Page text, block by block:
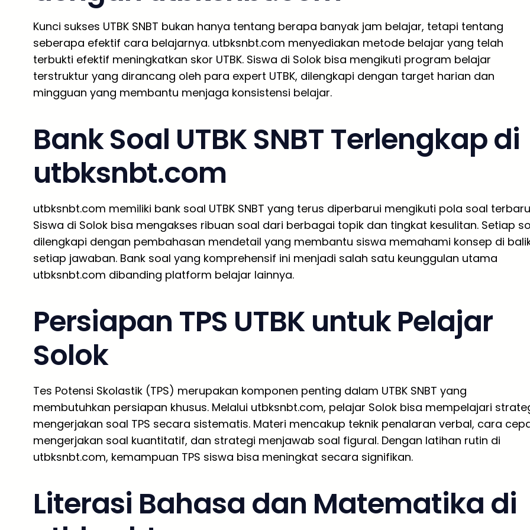
Kunci sukses UTBK SNBT bukan hanya tentang berapa banyak jam belajar, tetapi tentang
seberapa efektif cara belajarnya. utbksnbt.com menyediakan metode belajar yang telah
terbukti efektif meningkatkan skor UTBK. Siswa di Solok bisa mengikuti program belajar
terstruktur yang dirancang oleh para expert UTBK, dilengkapi dengan target harian dan
mingguan yang membantu menjaga konsistensi belajar.
Bank Soal UTBK SNBT Terlengkap di
utbksnbt.com
utbksnbt.com memiliki bank soal UTBK SNBT yang terus diperbarui mengikuti pola soal
Siswa di Solok bisa mengakses ribuan soal dari berbagai topik dan tingkat kesulitan. Setiap
dilengkapi dengan pembahasan mendetail yang membantu siswa memahami konsep di
setiap jawaban. Bank soal yang komprehensif ini menjadi salah satu keunggulan utama
utbksnbt.com dibanding platform belajar lainnya.
Persiapan TPS UTBK untuk Pelajar
Solok
Tes Potensi Skolastik (TPS) merupakan komponen penting dalam UTBK SNBT yang
membutuhkan persiapan khusus. Melalui utbksnbt.com, pelajar Solok bisa mempelajari
mengerjakan soal TPS secara sistematis. Materi mencakup teknik penalaran verbal, cara
mengerjakan soal kuantitatif, dan strategi menjawab soal figural. Dengan latihan rutin di
utbksnbt.com, kemampuan TPS siswa bisa meningkat secara signifikan.
Literasi Bahasa dan Matematika di